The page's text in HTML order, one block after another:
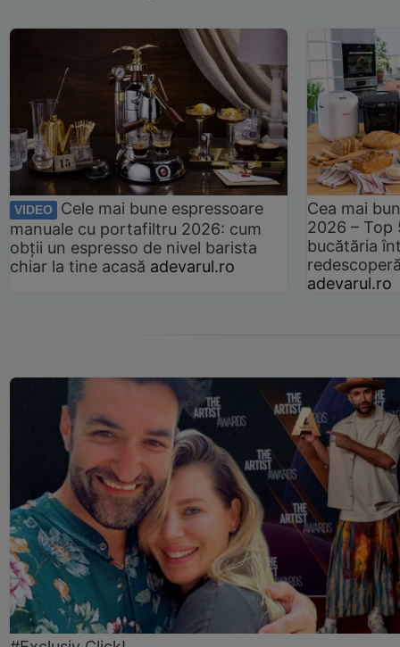
VIDEO
Cele mai bune espressoare
manuale cu portafiltru 2026: cum
obții un espresso de nivel barista
chiar la tine acasă adevarul.ro
Cea mai
2026 –
bucătăria
adevarul.ro